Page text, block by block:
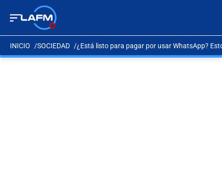
INICIO SOCIEDAD ¿Está listo para pagar por usar WhatsApp?